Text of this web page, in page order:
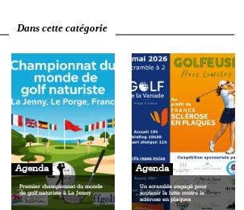
Dans cette catégorie
Agenda
Premier championnat du monde
de golf naturiste à La Jenny
Agenda
Un scramble engagé pour
soutenir la lutte contre la
sclérose en plaques